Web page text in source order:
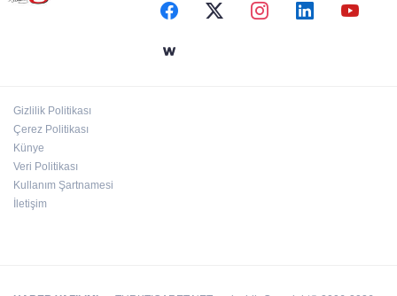
Gizlilik Politikası
Çerez Politikası
Künye
Veri Politikası
Kullanım Şartnamesi
İletişim